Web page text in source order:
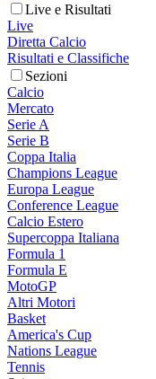
Live e Risultati
Live
Diretta Calcio
Risultati e Classifiche
Sezioni
Calcio
Mercato
Serie A
Serie B
Coppa Italia
Champions League
Europa League
Conference League
Calcio Estero
Supercoppa Italiana
Formula 1
Formula E
MotoGP
Altri Motori
Basket
America's Cup
Nations League
Tennis